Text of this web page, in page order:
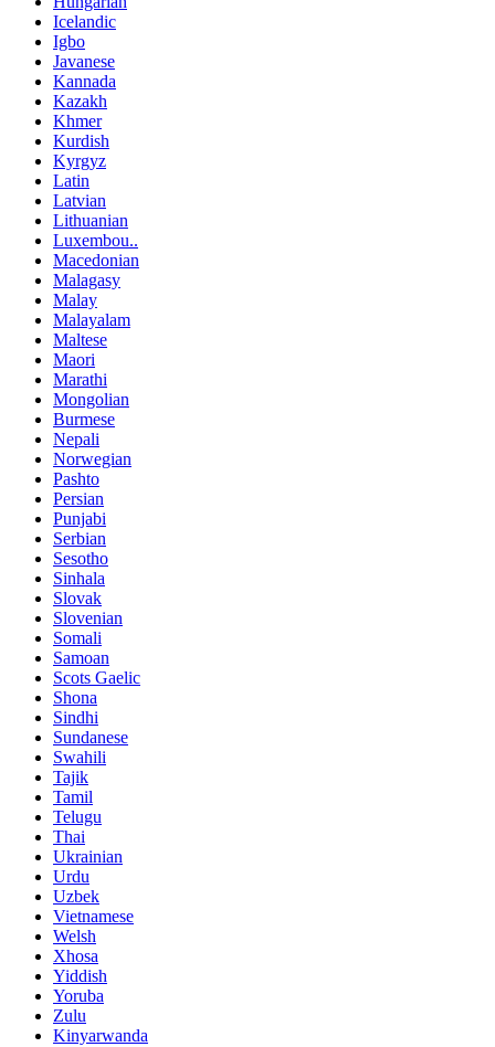
Icelandic
Igbo
Javanese
Kannada
Kazakh
Khmer
Kurdish
Kyrgyz
Latin
Latvian
Lithuanian
Luxembou..
Macedonian
Malagasy
Malay
Malayalam
Maltese
Maori
Marathi
Mongolian
Burmese
Nepali
Norwegian
Pashto
Persian
Punjabi
Serbian
Sesotho
Sinhala
Slovak
Slovenian
Somali
Samoan
Scots Gaelic
Shona
Sindhi
Sundanese
Swahili
Tajik
Tamil
Telugu
Thai
Ukrainian
Urdu
Uzbek
Vietnamese
Welsh
Xhosa
Yiddish
Yoruba
Zulu
Kinyarwanda